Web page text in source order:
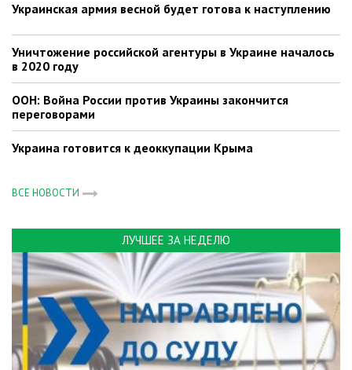
Украинская армия весной будет готова к наступлению
Уничтожение российской агентуры в Украине началось
в 2020 году
ООН: Война России против Украины закончится
переговорами
Украина готовится к деоккупации Крыма
ВСЕ НОВОСТИ
ЛУЧШЕЕ ЗА НЕДЕЛЮ